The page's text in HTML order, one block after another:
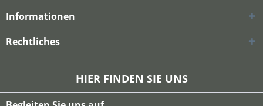
Informationen
Rechtliches
HIER FINDEN SIE UNS